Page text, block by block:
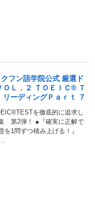
フン語学院公式 厳選ド
ＯＬ．２ ＴＯＥＩＣ® Ｔ
リーディングＰａｒｔ ７
を徹底的に追求し
第2弾！ ●『確実に正解で
を1問ずつ積み上げる！』